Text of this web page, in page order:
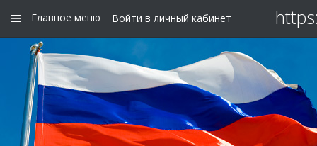
Главное меню Войти в личный кабинет